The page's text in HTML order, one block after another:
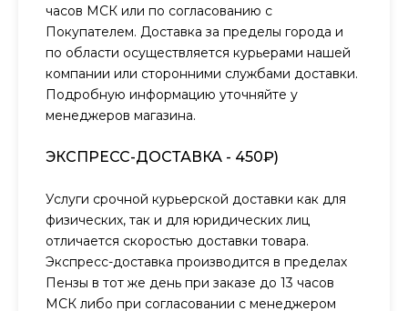
часов МСК или по согласованию с
Покупателем. Доставка за пределы города и
по области осуществляется курьерами нашей
компании или сторонними службами доставки.
Подробную информацию уточняйте у
менеджеров магазина.
ЭКСПРЕСС-ДОСТАВКА - 450₽)
Услуги срочной курьерской доставки как для
физических, так и для юридических лиц
отличается скоростью доставки товара.
Экспресс-доставка производится в пределах
Пензы в тот же день при заказе до 13 часов
МСК либо при согласовании с менеджером